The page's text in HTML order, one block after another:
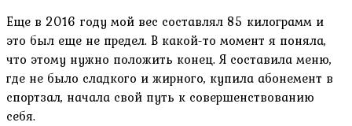
Еще в 2016 году мой вес составлял 85 килограмм и
это был еще не предел. В какой-то момент я поняла,
что этому нужно положить конец. Я составила меню,
где не было сладкого и жирного, купила абонемент в
спортзал, начала свой путь к совершенствованию
себя.